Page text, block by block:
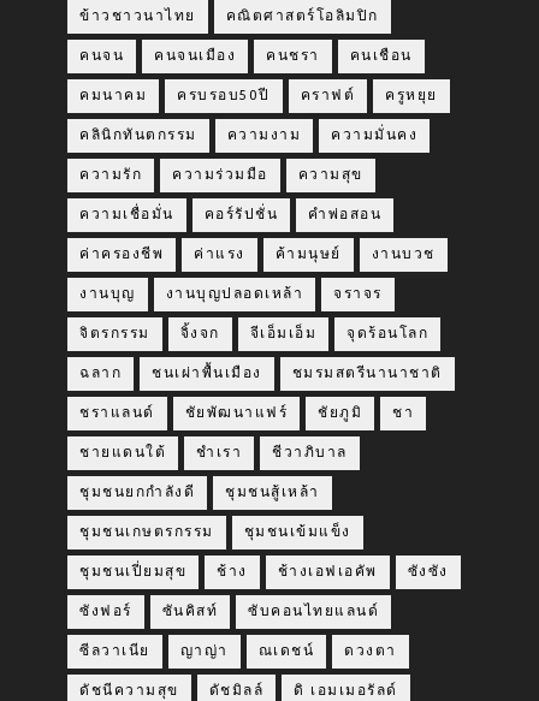
ข้าวชาวนาไทย คณิตศาสตร์โอลิมปิก
คนจน คนจนเมือง คนชรา คนเชือน
คมนาคม ครบรอบ50ปี คราฟต์ ครูหยุย
คลินิกทันตกรรม ความงาม ความมั่นคง
ความรัก ความร่วมมือ ความสุข
ความเชื่อมั่น คอร์รัปชั่น คำพ่อสอน
ค่าครองชีพ ค่าแรง ค้ามนุษย์ งานบวช
งานบุญ งานบุญปลอดเหล้า จราจร
จิตรกรรม จิ้งจก จีเอ็มเอ็ม จุดร้อนโลก
ฉลาก ชนเผ่าพื้นเมือง ชมรมสตรีนานาชาติ
ชราแลนด์ ชัยพัฒนาแฟร์ ชัยภูมิ ชา
ชายแดนใต้ ชำเรา ชีวาภิบาล
ชุมชนยกกำลังดี ชุมชนสู้เหล้า
ชุมชนเกษตรกรรม ชุมชนเข้มแข็ง
ชุมชนเปี่ยมสุข ช้าง ช้างเอฟเอคัพ ซังซัง
ซังฟอร์ ซันคิสท์ ซับคอนไทยแลนด์
ซีลวาเนีย ญาญ่า ณเดชน์ ดวงตา
ดัชนีความสุข ดัชมิลล์ ดิ เอมเมอรัลด์